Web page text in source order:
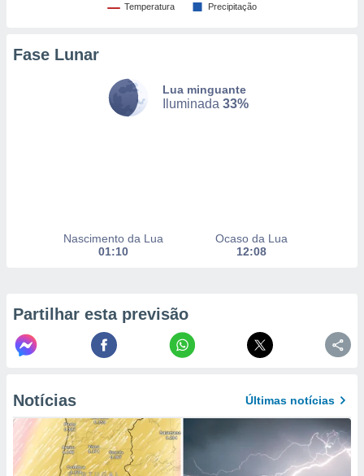
nós e
tal,
qualquer
em “
na
Temperatura Precipitação
Fase Lunar
Lua minguante
Iluminada 33%
Nascimento da Lua
01:10
Ocaso da Lua
12:08
Partilhar esta previsão
Notícias Últimas notícias